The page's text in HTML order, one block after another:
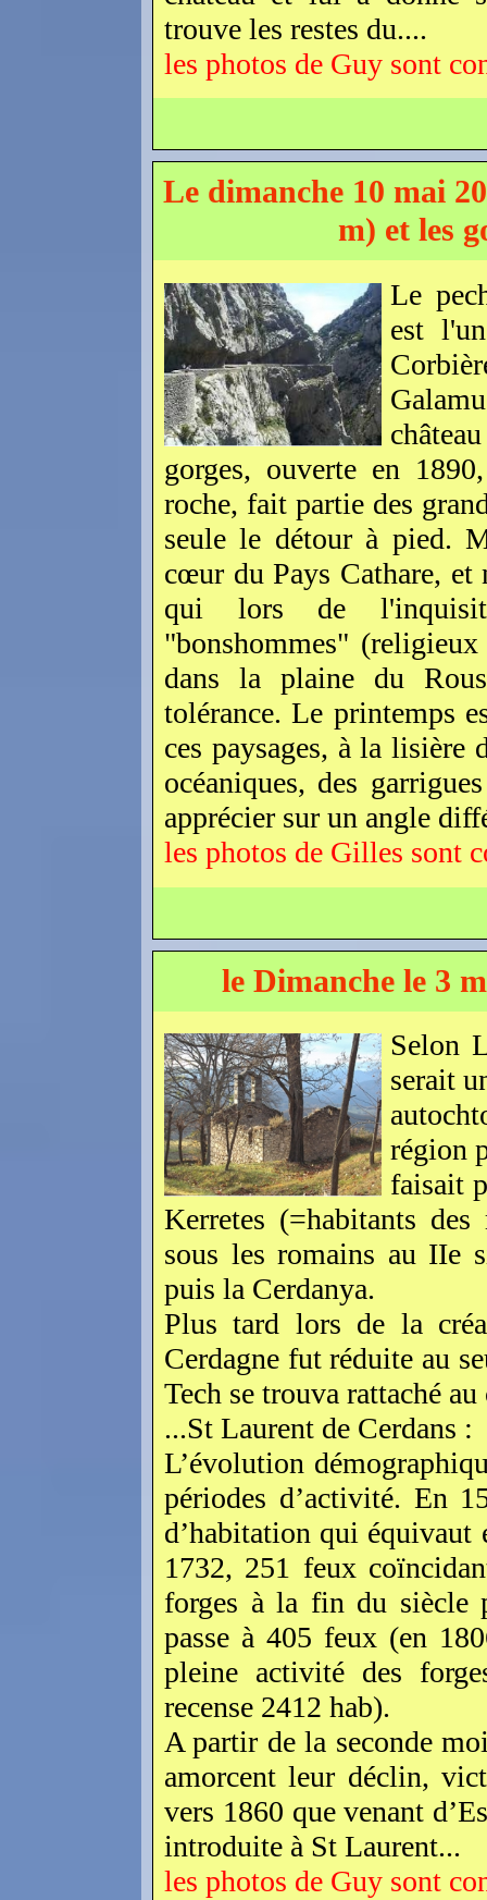
trouve les restes du....
les photos de Guy sont
Le dimanche 10 mai
m) et les
Le
est
gorges, ouverte en
roche, fait partie des
seule le détour à pied.
cœur du Pays Cathare, et
qui lors de
"bonshommes"
dans la plaine du
tolérance. Le printemps
ces paysages, à la lisière
océaniques, des
apprécier sur un angle
les photos de Gilles sont
le Dimanche le 3
Selon
serait
région
faisait
Kerretes (=habitants
sous les romains au IIe
puis la Cerdanya.
Plus tard lors de la
Cerdagne fut réduite au
Tech se trouva rattaché
...St Laurent de Cerdans :
L’évolution
périodes d’activité. En
d’habitation qui équivaut
1732, 251 feux
forges à la fin du siècle
passe à 405 feux (en
pleine activité des
recense 2412 hab).
A partir de la seconde
amorcent leur déclin,
vers 1860 que venant
introduite à St Laurent...
les photos de Guy sont